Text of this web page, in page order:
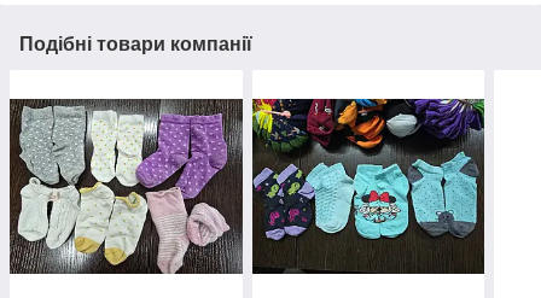
Подібні товари компанії